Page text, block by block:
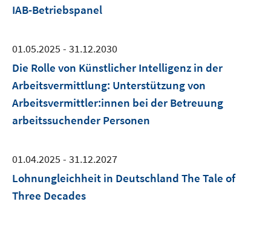
IAB-Betriebspanel
01.05.2025 - 31.12.2030
Die Rolle von Künstlicher Intelligenz in der
Arbeitsvermittlung: Unterstützung von
Arbeitsvermittler:innen bei der Betreuung
arbeitssuchender Personen
01.04.2025 - 31.12.2027
Lohnungleichheit in Deutschland The Tale of
Three Decades